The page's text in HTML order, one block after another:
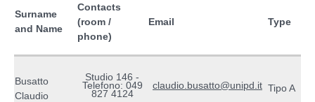
Surname
and Name
Contacts
(room /
phone)
Email Type
Busatto
Claudio
Studio 146 -
Telefono: 049
827 4124
claudio.busatto@unipd.it Tipo A